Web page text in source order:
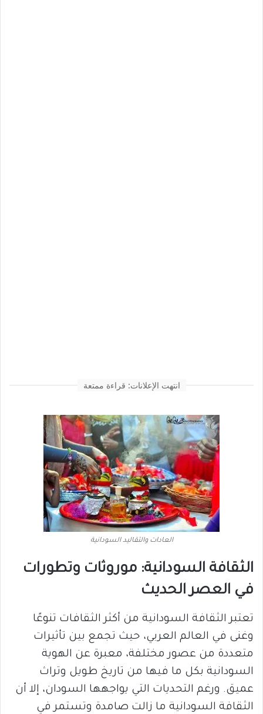
انتهت الإعلانات: قراءة ممتعة
العادات والتقاليد السودانية
الثقافة السودانية: موروثات وتطورات
في العصر الحديث
تعتبر الثقافة السودانية من أكثر الثقافات تنوعًا
وغنى في العالم العربي، حيث تجمع بين تأثيرات
متعددة من عصور مختلفة، معبرة عن الهوية
السودانية بكل ما فيها من تاريخ طويل وتراث
عميق. ورغم التحديات التي يواجهها السودان، إلا أن
الثقافة السودانية ما زالت صامدة وتستمر في